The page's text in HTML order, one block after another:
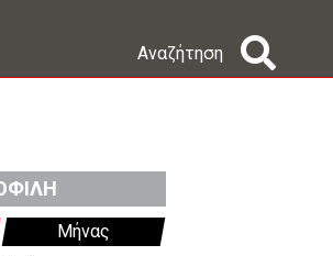
Αναζήτηση
Μήνας